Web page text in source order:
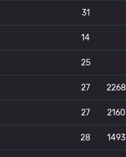
31
14
25
27 2268
27 2160
28 1493